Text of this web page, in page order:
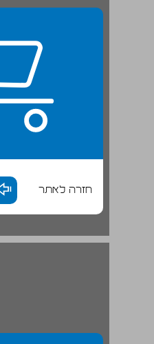
חזרה לאתר
מבוא לחלק ראשון ... 25